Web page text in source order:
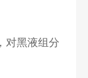
对黑液组分